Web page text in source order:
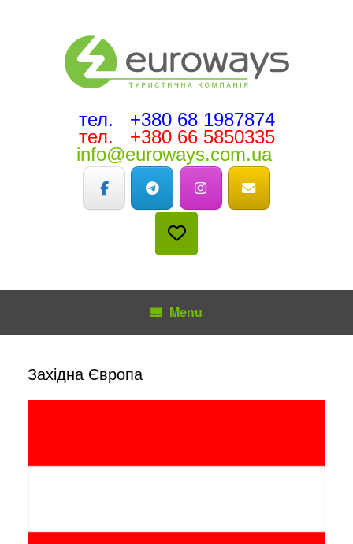
тел. +380 68 1987874
тел. +380 66 5850335
info@euroways.com.ua
Menu
Західна Європа